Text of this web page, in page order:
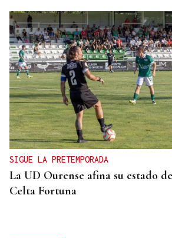
SIGUE LA PRETEMPORADA
La UD Ourense afina su estado
Celta Fortuna